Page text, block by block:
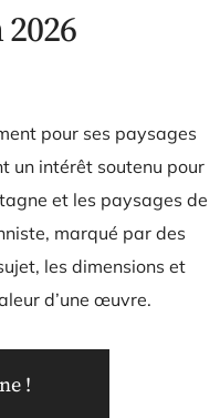
pour ses paysages
un intérêt soutenu pour
et les paysages de
marqué par des
les dimensions et
d’une œuvre.
!